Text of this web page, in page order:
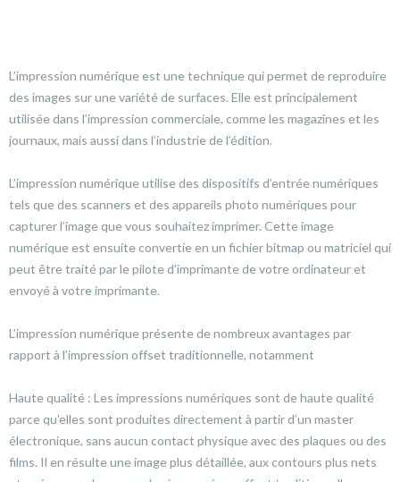
L’impression numérique est une technique qui permet de reproduire
des images sur une variété de surfaces. Elle est principalement
utilisée dans l’impression commerciale, comme les magazines et les
journaux, mais aussi dans l’industrie de l’édition.
L’impression numérique utilise des dispositifs d’entrée numériques
tels que des scanners et des appareils photo numériques pour
capturer l’image que vous souhaitez imprimer. Cette image
numérique est ensuite convertie en un fichier bitmap ou matriciel qui
peut être traité par le pilote d’imprimante de votre ordinateur et
envoyé à votre imprimante.
L’impression numérique présente de nombreux avantages par
rapport à l’impression offset traditionnelle, notamment
Haute qualité : Les impressions numériques sont de haute qualité
parce qu’elles sont produites directement à partir d’un master
électronique, sans aucun contact physique avec des plaques ou des
films. Il en résulte une image plus détaillée, aux contours plus nets